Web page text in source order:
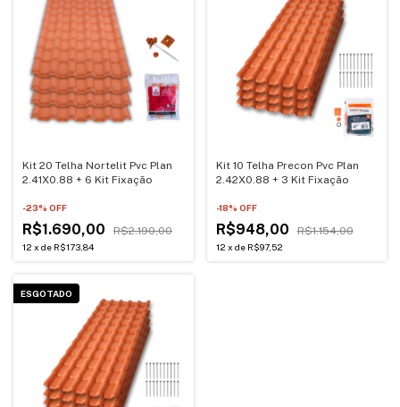
Kit 20 Telha Nortelit Pvc Plan
2.41X0.88 + 6 Kit Fixação
-23% OFF
R$1.690,00 R$2.190,00
12 x de R$173,84
Kit 10 Telha Precon Pvc Plan
2.42X0.88 + 3 Kit Fixação
-18% OFF
R$948,00 R$1.154,00
12 x de R$97,52
ESGOTADO